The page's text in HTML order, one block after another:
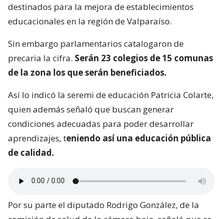
destinados para la mejora de establecimientos
educacionales en la región de Valparaíso.
Sin embargo parlamentarios catalogaron de
precaria la cifra. Serán 23 colegios de 15 comunas
de la zona los que serán beneficiados.
Así lo indicó la seremi de educación Patricia Colarte,
quien además señaló que buscan generar
condiciones adecuadas para poder desarrollar
aprendizajes, teniendo así una educación pública
de calidad.
Por su parte el diputado Rodrigo González, de la